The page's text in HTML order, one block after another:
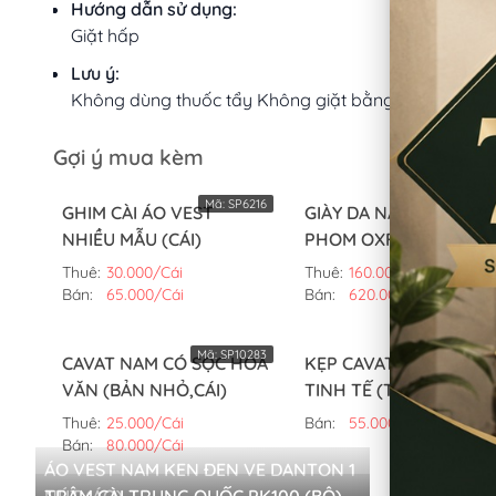
Hướng dẫn sử dụng:
Giặt hấp
Lưu ý:
Không dùng thuốc tẩy Không giặt bằng nước sôi
Gợi ý mua kèm
GHIM CÀI ÁO VEST
NHIỀU MẪU (CÁI)
Thuê: 30.000/Cái
Bán:
65.000/Cái
Mã: SP6216
GIÀY DA NAM BUỘC DÂY
PHOM OXFORD (MÀU
TRẮNG,42)
Thuê: 160.000/Đôi
Bán:
620.000/Đôi
Mã:
CAVAT NAM CÓ SỌC HOA
VĂN (BẢN NHỎ,CÁI)
Thuê: 25.000/Cái
Bán:
80.000/Cái
Mã: SP10283
KẸP CAVAT ĐƠN GIẢN
TINH TẾ (TRẮNG VÀ
VÀNG) (CÁI)
Bán: 55.000/Cái
Mã:
ÁO VEST NAM KEN ĐEN VE DANTON 1
SUIT